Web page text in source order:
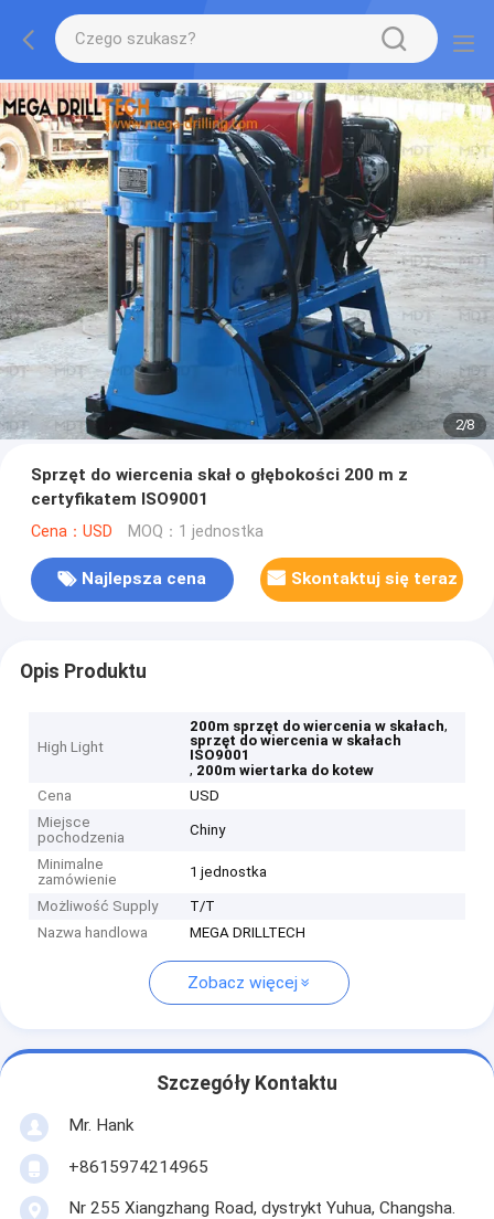
2/8
Sprzęt do wiercenia skał o głębokości 200 m z
certyfikatem ISO9001
Cena：USD MOQ：1 jednostka
Najlepsza cena Skontaktuj się teraz
Opis Produktu
High Light
200m sprzęt do wiercenia w skałach,
sprzęt do wiercenia w skałach
ISO9001
, 200m wiertarka do kotew
Cena
USD
Miejsce
pochodzenia
Chiny
Minimalne
zamówienie
1 jednostka
Możliwość Supply
T/T
Nazwa handlowa
MEGA DRILLTECH
Zobacz więcej
Szczegóły Kontaktu
Mr. Hank
+8615974214965
Nr 255 Xiangzhang Road, dystrykt Yuhua, Changsha.